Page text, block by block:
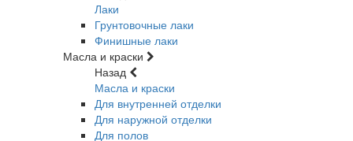
Лаки
Грунтовочные лаки
Финишные лаки
Масла и краски
Назад
Масла и краски
Для внутренней отделки
Для наружной отделки
Для полов